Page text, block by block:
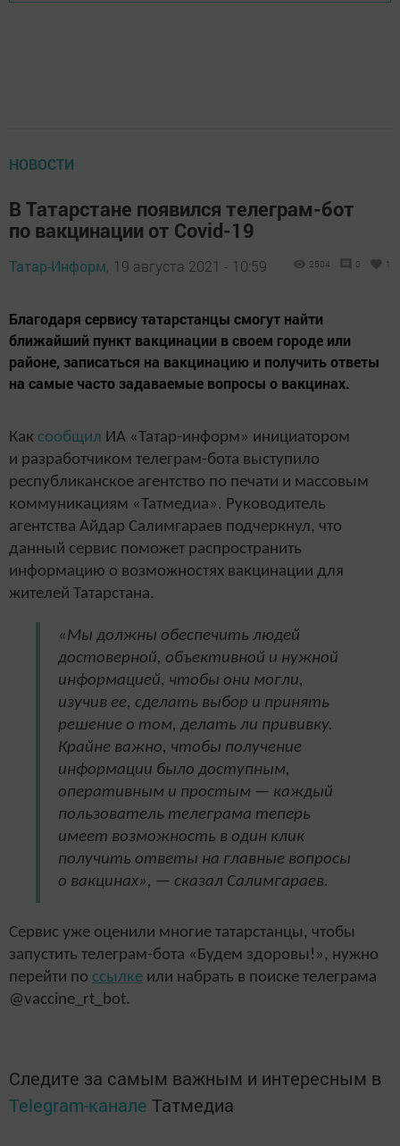
НОВОСТИ
В Татарстане появился телеграм-бот
по вакцинации от Covid-19
Татар-Информ, 19 августа 2021 - 10:59 2504 0 1
Благодаря сервису татарстанцы смогут найти
ближайший пункт вакцинации в своем городе или
районе, записаться на вакцинацию и получить ответы
на самые часто задаваемые вопросы о вакцинах.
Как сообщил ИА «Татар-информ» инициатором
и разработчиком телеграм-бота выступило
республиканское агентство по печати и массовым
коммуникациям «Татмедиа». Руководитель
агентства Айдар Салимгараев подчеркнул, что
данный сервис поможет распространить
информацию о возможностях вакцинации для
жителей Татарстана.
«Мы должны обеспечить людей
достоверной, объективной и нужной
информацией, чтобы они могли,
изучив ее, сделать выбор и принять
решение о том, делать ли прививку.
Крайне важно, чтобы получение
информации было доступным,
оперативным и простым — каждый
пользователь телеграма теперь
имеет возможность в один клик
получить ответы на главные вопросы
о вакцинах», — сказал Салимгараев.
Сервис уже оценили многие татарстанцы, чтобы
запустить телеграм-бота «Будем здоровы!», нужно
перейти по ссылке или набрать в поиске телеграма
@vaccine_rt_bot.
Следите за самым важным и интересным в
Telegram-канале Татмедиа